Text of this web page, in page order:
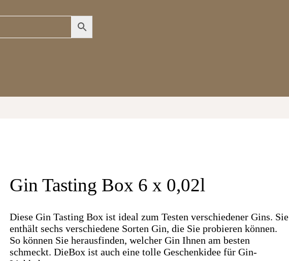
Gin Tasting Box 6 x 0,02l
Diese Gin Tasting Box ist ideal zum Testen verschiedener Gins. Sie
enthält sechs verschiedene Sorten Gin, die Sie probieren können.
So können Sie herausfinden, welcher Gin Ihnen am besten
schmeckt. DieBox ist auch eine tolle Geschenkidee für Gin-